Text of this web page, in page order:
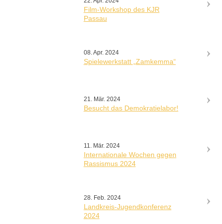
Film-Workshop des KJR
Passau
08. Apr. 2024
Spielewerkstatt „Zamkemma“
21. Mär. 2024
Besucht das Demokratielabor!
11. Mär. 2024
Internationale Wochen gegen
Rassismus 2024
28. Feb. 2024
Landkreis-Jugendkonferenz
2024